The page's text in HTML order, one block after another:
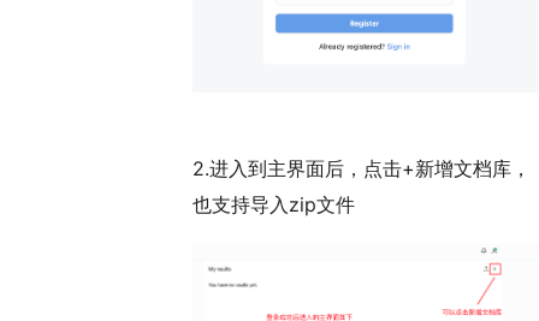
2.进入到主界面后，点击+新增文档库，
也支持导入zip文件